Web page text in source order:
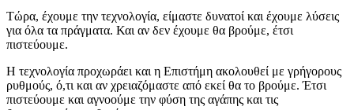
Τώρα, έχουμε την τεχνολογία, είμαστε δυνατοί και έχουμε λύσεις
για όλα τα πράγματα. Και αν δεν έχουμε θα βρούμε, έτσι
πιστεύουμε.
Η τεχνολογία προχωράει και η Επιστήμη ακολουθεί με γρήγορους
ρυθμούς, ό,τι και αν χρειαζόμαστε από εκεί θα το βρούμε. Έτσι
πιστεύουμε και αγνοούμε την φύση της αγάπης και τις